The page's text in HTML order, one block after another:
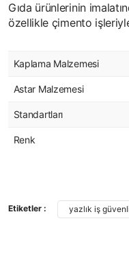
Gıda ürünlerinin
özellikle çimento
Kaplama Malzemesi
Astar Malzemesi
Standartları
Renk
Etiketler : yazlık iş